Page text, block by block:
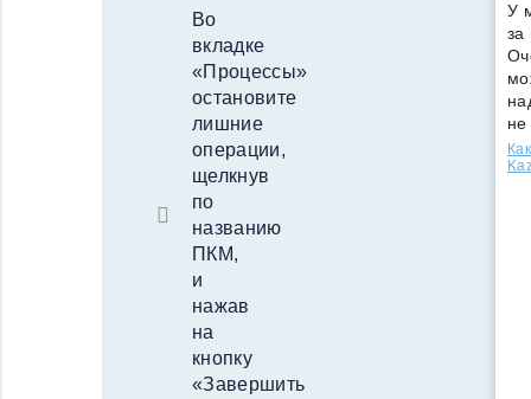
Во
вкладке
«Процессы»
остановите
лишние
операции,
щелкнув
по
названию
ПКМ,
и
нажав
на
кнопку
«Завершить
У
за
не